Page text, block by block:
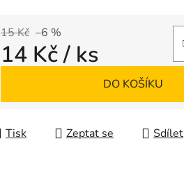
15 Kč –6 %
14 Kč/ ks
DO KOŠÍKU
Tisk Zeptat se Sdílet